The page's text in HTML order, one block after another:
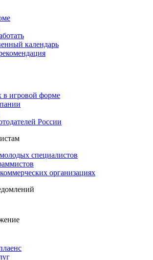
календарь
в игровой форме
России
специалистов
организациях